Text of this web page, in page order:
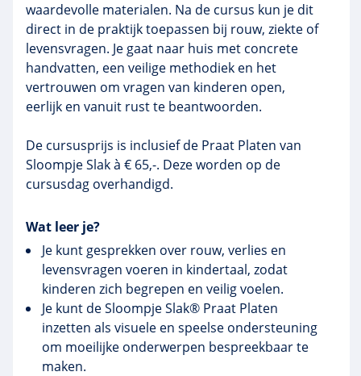
waardevolle materialen. Na de cursus kun je dit
direct in de praktijk toepassen bij rouw, ziekte of
levensvragen. Je gaat naar huis met concrete
handvatten, een veilige methodiek en het
vertrouwen om vragen van kinderen open,
eerlijk en vanuit rust te beantwoorden.
De cursusprijs is inclusief de Praat Platen van
Sloompje Slak à € 65,-. Deze worden op de
cursusdag overhandigd.
Wat leer je?
Je kunt gesprekken over rouw, verlies en
levensvragen voeren in kindertaal, zodat
kinderen zich begrepen en veilig voelen.
Je kunt de Sloompje Slak® Praat Platen
inzetten als visuele en speelse ondersteuning
om moeilijke onderwerpen bespreekbaar te
maken.